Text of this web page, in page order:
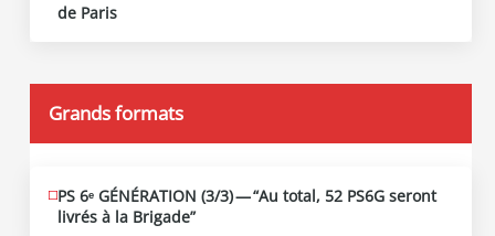
12
2026
de Paris
Grands formats
JUIN
19
2026
PS 6ᵉ GÉNÉRATION (3/​3) — “Au total, 52 PS6G seront
livrés à la Brigade”